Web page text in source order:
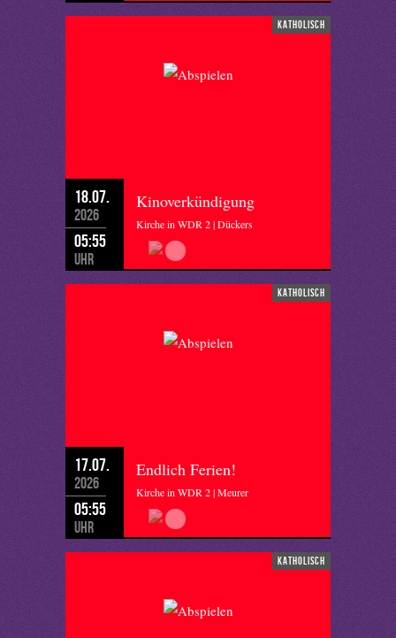
katholisch
18.07.
2026
05:55
Uhr
Kinoverkündigung
Kirche in WDR 2 | Dückers
katholisch
17.07.
2026
05:55
Uhr
Endlich Ferien!
Kirche in WDR 2 | Meurer
katholisch